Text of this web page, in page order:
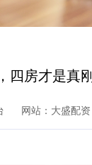
四房才是真
网站：大盛配资